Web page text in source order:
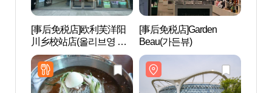
[事后免税店]欧利芙洋阳
川乡校站店(올리브영 양
천향교역점)
[事后免税店]Garden
Beau(가든뷰)